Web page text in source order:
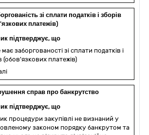
зі сплати податків і зборів
платежів)
підтверджує, що
має заборгованості зі сплати податків і
(обов'язкових платежів)
справ про банкрутство
підтверджує, що
процедури закупівлі не визнаний у
законом порядку банкрутом та